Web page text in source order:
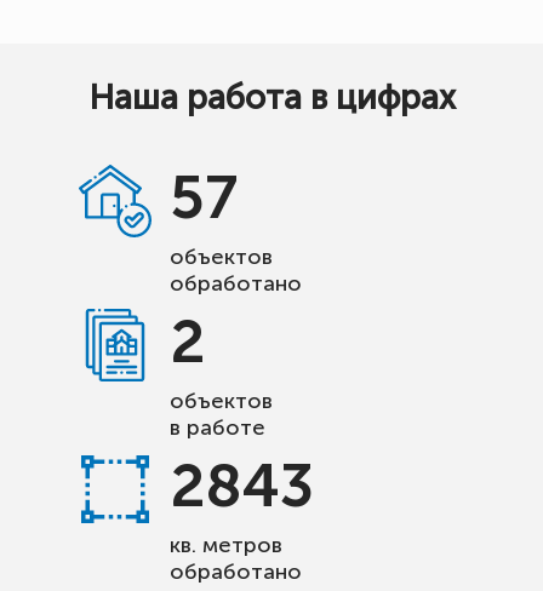
Наша работа в цифрах
57
объектов
обработано
2
объектов
в работе
2843
кв. метров
обработано